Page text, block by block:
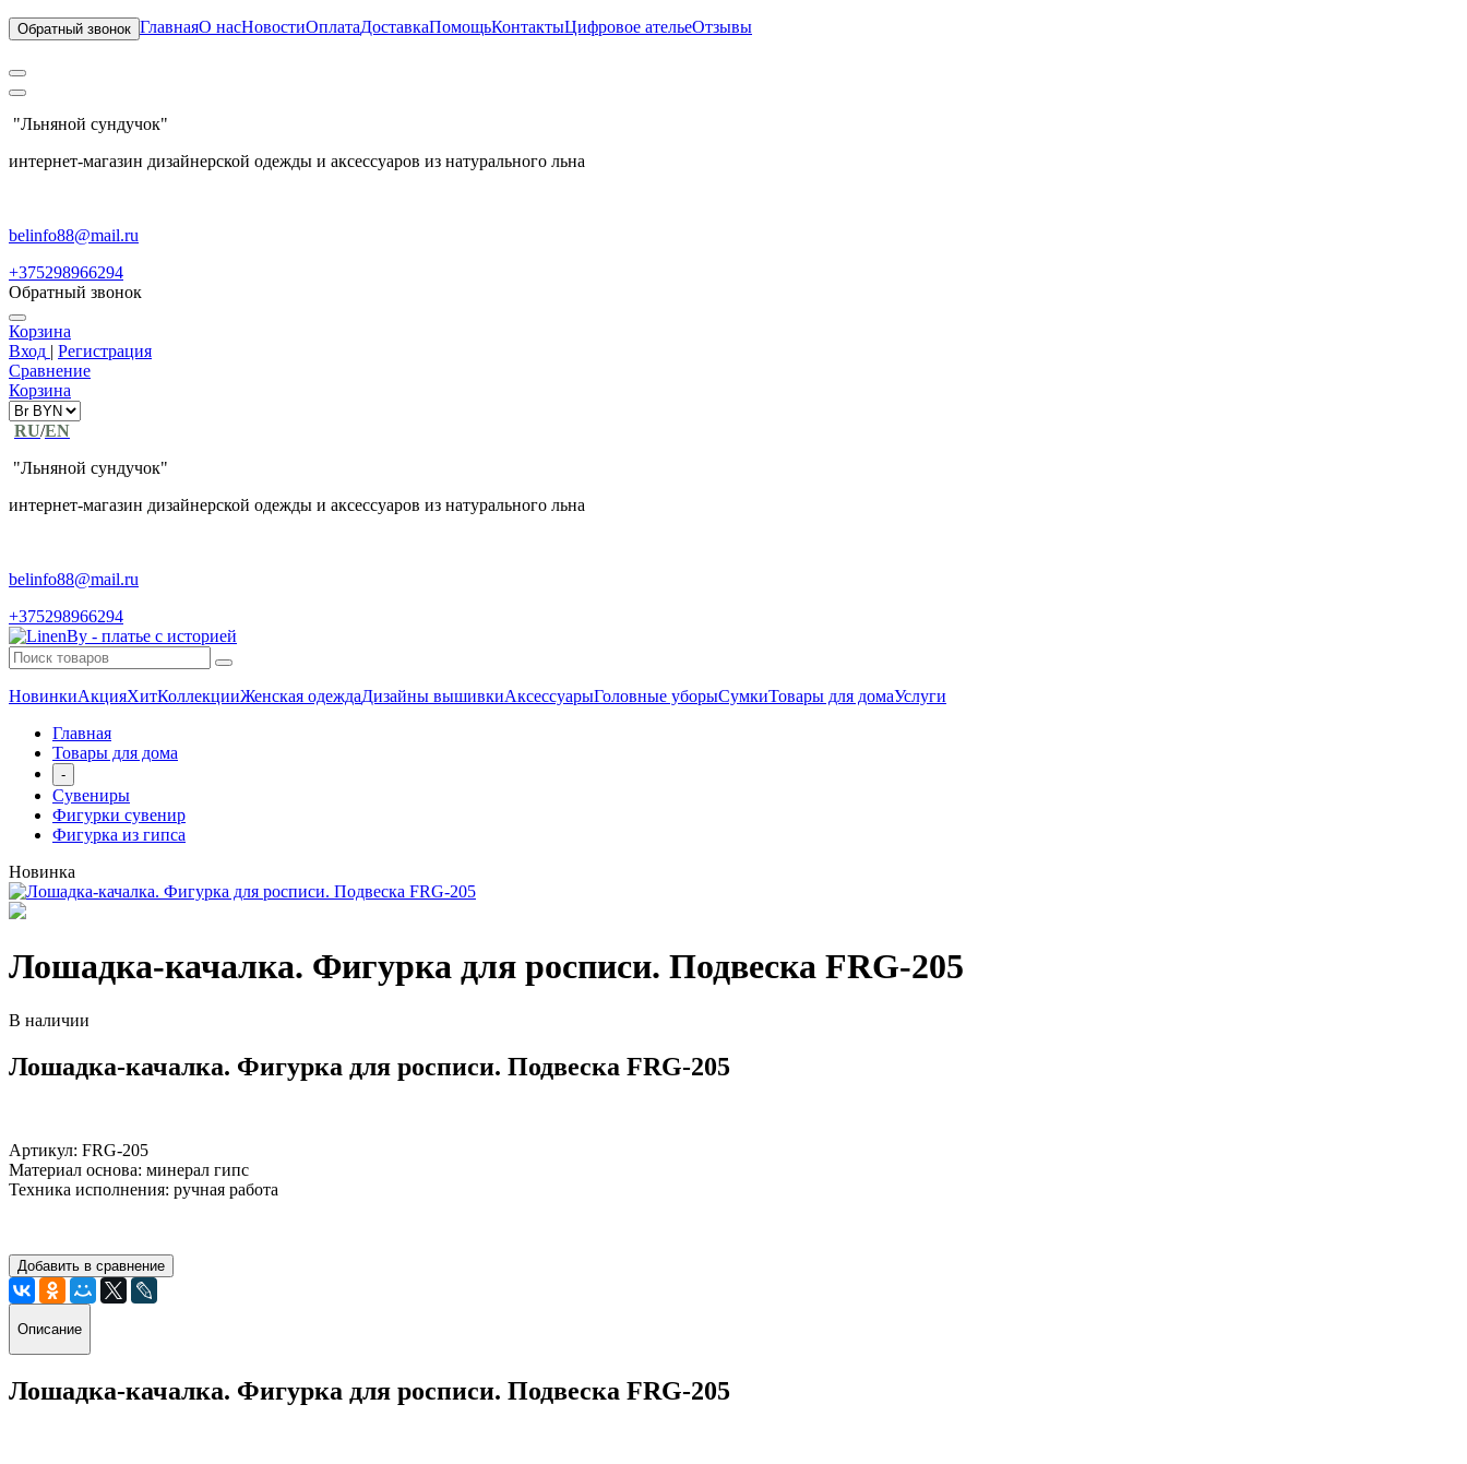
Обратный звонок ГлавнаяО насНовостиОплатаДоставкаПомощьКонтактыЦифровое ательеОтзывы
"Льняной сундучок"
интернет-магазин дизайнерской одежды и аксессуаров из натурального льна
belinfo88@mail.ru
+375298966294
Обратный звонок
Корзина
Вход | Регистрация
Сравнение
Корзина
RU/EN
"Льняной сундучок"
интернет-магазин дизайнерской одежды и аксессуаров из натурального льна
belinfo88@mail.ru
+375298966294
НовинкиАкцияХитКоллекцииЖенская одеждаДизайны вышивкиАксессуарыГоловные уборыСумкиТовары для домаУслуги
Главная
Товары для дома
-
Сувениры
Фигурки сувенир
Фигурка из гипса
Новинка
Лошадка-качалка. Фигурка для росписи. Подвеска FRG-205
В наличии
Лошадка-качалка. Фигурка для росписи. Подвеска FRG-205
Артикул: FRG-205
Материал основа: минерал гипс
Техника исполнения: ручная работа
Добавить в сравнение
Описание
Лошадка-качалка. Фигурка для росписи. Подвеска FRG-205